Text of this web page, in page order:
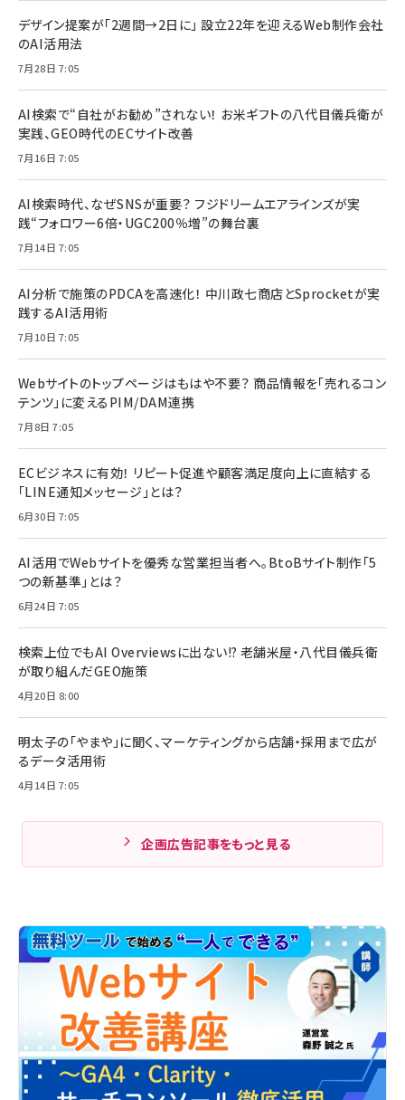
デザイン提案が「2週間→2日に」 設立22年を迎えるWeb制作会社
のAI活用法
7月28日 7:05
AI検索で“自社がお勧め”されない！ お米ギフトの八代目儀兵衛が
実践、GEO時代のECサイト改善
7月16日 7:05
AI検索時代、なぜSNSが重要？ フジドリームエアラインズが実
践“フォロワー6倍・UGC200％増”の舞台裏
7月14日 7:05
AI分析で施策のPDCAを高速化！ 中川政七商店とSprocketが実
践するAI活用術
7月10日 7:05
Webサイトのトップページはもはや不要？ 商品情報を「売れるコン
テンツ」に変えるPIM/DAM連携
7月8日 7:05
ECビジネスに有効！ リピート促進や顧客満足度向上に直結する
「LINE通知メッセージ」とは？
6月30日 7:05
AI活用でWebサイトを優秀な営業担当者へ。BtoBサイト制作「5
つの新基準」とは？
6月24日 7:05
検索上位でもAI Overviewsに出ない!? 老舗米屋・八代目儀兵衛
が取り組んだGEO施策
4月20日 8:00
明太子の「やまや」に聞く、マーケティングから店舗・採用まで広が
るデータ活用術
4月14日 7:05
企画広告記事をもっと見る